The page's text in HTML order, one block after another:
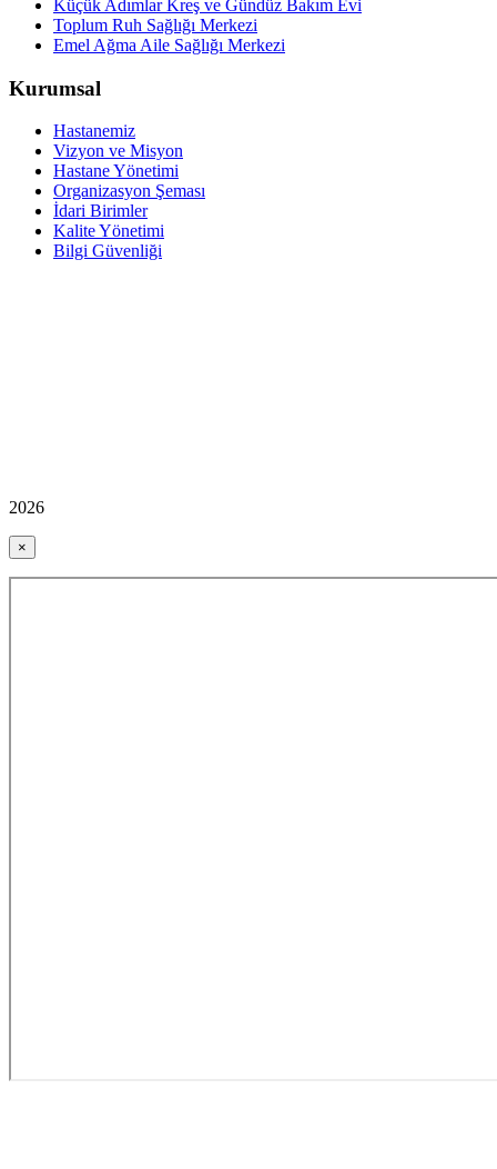
Küçük Adımlar Kreş ve Gündüz Bakım Evi
Toplum Ruh Sağlığı Merkezi
Emel Ağma Aile Sağlığı Merkezi
Kurumsal
Hastanemiz
Vizyon ve Misyon
Hastane Yönetimi
Organizasyon Şeması
İdari Birimler
Kalite Yönetimi
Bilgi Güvenliği
2026
×